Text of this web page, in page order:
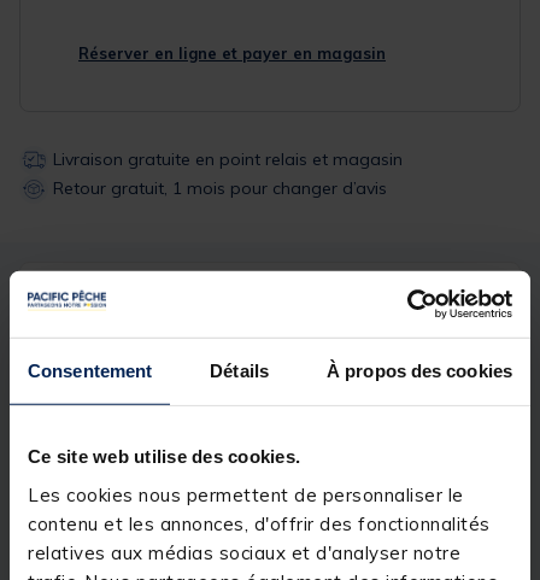
Consentement Détails À propos des cookies
Ce site web utilise des cookies.
Les cookies nous permettent de personnaliser le
contenu et les annonces, d'offrir des fonctionnalités
relatives aux médias sociaux et d'analyser notre
Réserver en ligne et payer en magasin
Livraison gratuite en point relais et magasin
Retour gratuit, 1 mois pour changer d’avis
Description & détails
coulissant autorisant un nylon de 150/100 maximum.
Pour les pêches fortes du bord comme en bateau.
Disponibles en taille L. Vendues en pochette de 2
pièces.